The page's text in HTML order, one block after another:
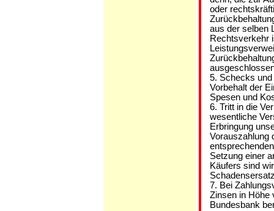
oder
aus der selben
Rechtsverkehr
5. Schecks
Vorbehalt der
Spesen und
6. Tritt in die
wesentliche
Erbringung
Vorauszahlung
Setzung einer
Käufers sind
7. Bei
Zinsen in Höhe
Bundesbank